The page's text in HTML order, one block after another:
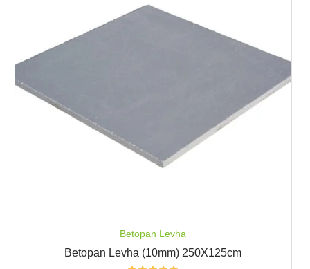
Betopan Levha
Betopan Levha (10mm) 250X125cm